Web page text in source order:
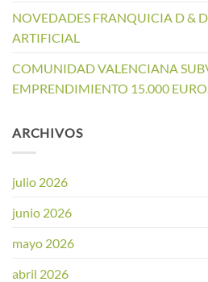
NOVEDADES FRANQUICIA D &
ARTIFICIAL
COMUNIDAD VALENCIANA
EMPRENDIMIENTO 15.000
ARCHIVOS
julio 2026
junio 2026
mayo 2026
abril 2026